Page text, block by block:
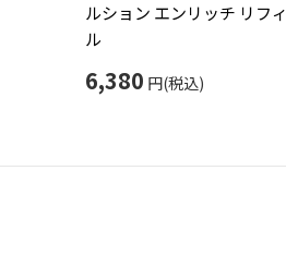
ルション エンリッチ リフィ
ル
6,380 円(税込)